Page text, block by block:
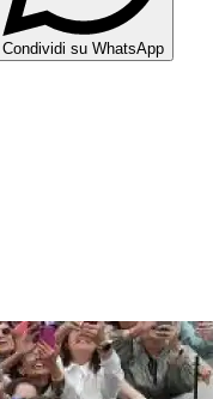
Condividi su WhatsApp